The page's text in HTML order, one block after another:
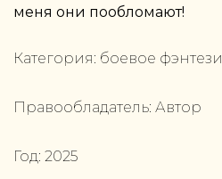
меня они пообломают!
Категория: боевое фэнтези
Правообладатель: Автор
Год: 2025